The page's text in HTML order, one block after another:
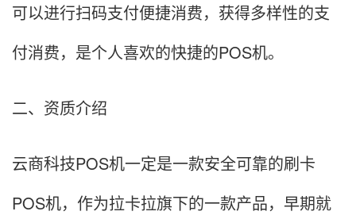
可以进行扫码支付便捷消费，获得多样性的支
付消费，是个人喜欢的快捷的POS机。
二、资质介绍
云商科技POS机一定是一款安全可靠的刷卡
POS机，作为拉卡拉旗下的一款产品，早期就